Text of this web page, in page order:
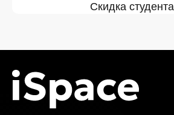
Скидка